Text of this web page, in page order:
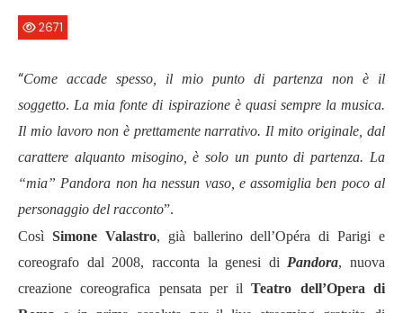
2671
“Come accade spesso, il mio punto di partenza non è il
soggetto. La mia fonte di ispirazione è quasi sempre la musica.
Il mio lavoro non è prettamente narrativo. Il mito originale, dal
carattere alquanto misogino, è solo un punto di partenza. La
“mia” Pandora non ha nessun vaso, e assomiglia ben poco al
personaggio del racconto”.
Così Simone Valastro, già ballerino dell’Opéra di Parigi e
coreografo dal 2008, racconta la genesi di Pandora, nuova
creazione coreografica pensata per ilTeatro dell’Opera di